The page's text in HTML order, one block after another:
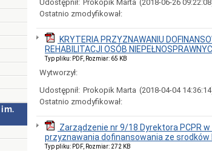
im.
Udostępnił: Prokopik Marta (2018-06-26
Ostatnio zmodyfikował:
KRYTERIA PRZYZNAWANIU
REHABILITACJI OSÓB
Typ pliku: PDF, Rozmiar: 65 KB
Wytworzył:
Udostępnił: Prokopik Marta (2018-04-04
Ostatnio zmodyfikował:
Zarządzenie nr 9/18 Dyrektora PCPR
przyznawania dofinansowania ze srodków
Typ pliku: PDF, Rozmiar: 272 KB